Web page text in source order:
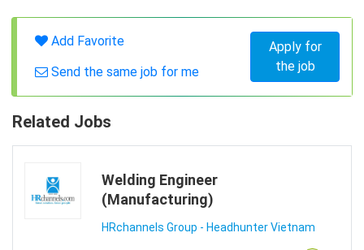
Add Favorite
Send the same job for me
Apply for
the job
Related Jobs
Welding Engineer
(Manufacturing)
HRchannels Group - Headhunter Vietnam